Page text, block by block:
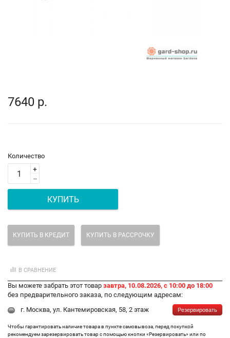
7640 р.
Количество
+
–
КУПИТЬ
КУПИТЬ В КРЕДИТ КУПИТЬ В РАССРОЧКУ
В СРАВНЕНИЕ
Вы можете забрать этот товар завтра, 10.08.2026, с 10:00 до 18:00
без предварительного заказа, по следующим адресам:
г. Москва, ул. Кантемировская, 58, 2 этаж
Резервировать
Чтобы гарантировать наличие товара в пункте самовывоза, перед покупкой
рекомендуем зарезервировать товар с помощью кнопки «Резервировать» или по